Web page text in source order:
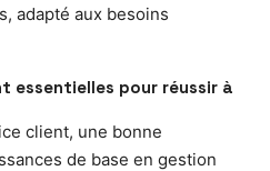
adapté aux besoins
essentielles pour réussir à
client, une bonne
de base en gestion